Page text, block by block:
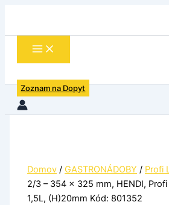
obsah
Zoznam na Dopyt
Domov / GASTRONÁDOBY / Profi
2/3 – 354 x 325 mm, HENDI,
1,5L, (H)20mm Kód: 801352
354
x
325
HENDI,
1,5L,
(H)20mm
Kód: